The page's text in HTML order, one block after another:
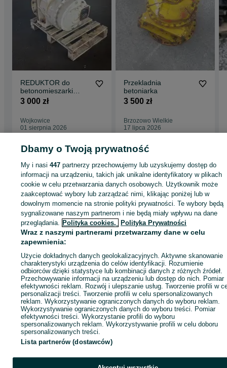
REDUKTOR do
betonomieszarki
liebherr firmy sauer
3 000 zł
Wojkowice
01 sierpnia 2026
Przekladnia
betoniarka
3 500 zł
Brzozowo Wielkie
17 lipca 2026
Strona główna Rolnictwo Części do maszyn rolniczych
Części do maszyn
rolniczych - Śląskie
Części do maszyn rolniczych - Wojkowice
KATEGORIA
ID:1072451091 Wyświetlenia:
Zadzwoń / SMS Wyślij wiadomość
Dbamy o Twoją prywatność
My i nasi447 partnerzy przechowujemy lub uzyskujemy dostęp do
informacji na urządzeniu, takich jak unikalne identyfikatory w plikach
cookie w celu przetwarzania danych osobowych. Użytkownik może
zaakceptować wybory lub zarządzać nimi, klikając poniżej lub w
dowolnym momencie na stronie polityki prywatności. Te wybory będą
sygnalizowane naszym partnerom i nie będą miały wpływu na dane
przeglądania. Polityka cookies, Polityka Prywatności
Wraz z naszymi partnerami przetwarzamy dane w celu
zapewnienia:
Użycie dokładnych danych geolokalizacyjnych. Aktywne skanowanie
charakterystyki urządzenia do celów identyfikacji. Rozumienie
odbiorców dzięki statystyce lub kombinacji danych z różnych źródeł.
Przechowywanie informacji na urządzeniu lub dostęp do nich. Pomiar
efektywności reklam. Rozwój i ulepszanie usług. Tworzenie profili w
personalizacji treści. Tworzenie profili w celu spersonalizowanych
reklam. Wykorzystywanie ograniczonych danych do wyboru reklam.
Wykorzystywanie ograniczonych danych do wyboru treści. Pomiar
efektywności treści. Wykorzystanie profili do wyboru
spersonalizowanych reklam. Wykorzystywanie profili w celu doboru
spersonalizowanych treści.
Lista partnerów (dostawców)